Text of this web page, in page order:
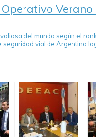
Operativo Verano
del mundo según el
seguridad vial de Argentina